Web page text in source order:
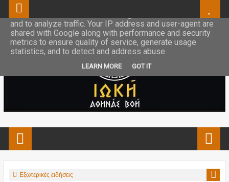
Εξωτερικές ειδήσεις
This site uses cookies from Google to deliver its services
and to analyze traffic. Your IP address and user-agent are
shared with Google along with performance and security
metrics to ensure quality of service, generate usage
statistics, and to detect and address abuse.
LEARN MORE GOT IT